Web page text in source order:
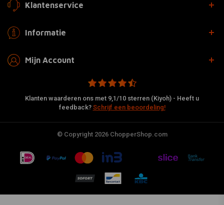
Klantenservice
Informatie
Mijn Account
Klanten waarderen ons met 9,1/10 sterren (Kiyoh) - Heeft u
feedback? Schrijf een beoordeling!
© Copyright 2026 ChopperShop.com